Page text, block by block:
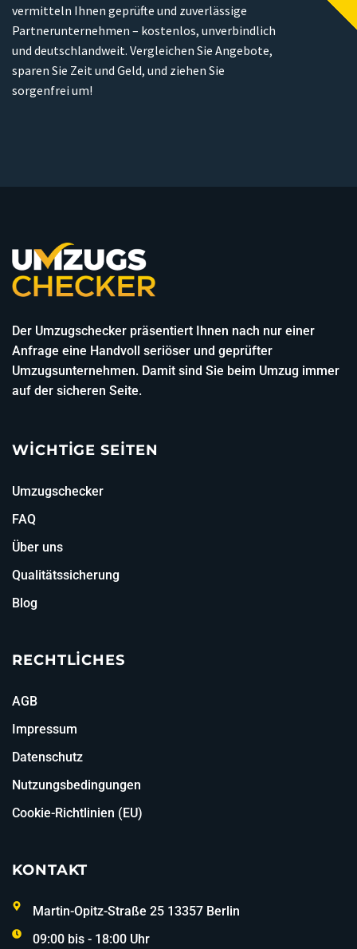
vermitteln Ihnen geprüfte und zuverlässige
Partnerunternehmen – kostenlos, unverbindlich
und deutschlandweit. Vergleichen Sie Angebote,
sparen Sie Zeit und Geld, und ziehen Sie
sorgenfrei um!
Der Umzugschecker präsentiert Ihnen nach nur einer
Anfrage eine Handvoll seriöser und geprüfter
Umzugsunternehmen. Damit sind Sie beim Umzug immer
auf der sicheren Seite.
WICHTIGE SEITEN
Umzugschecker
FAQ
Über uns
Qualitätssicherung
Blog
RECHTLICHES
AGB
Impressum
Datenschutz
Nutzungsbedingungen
Cookie-Richtlinien (EU)
KONTAKT
Martin-Opitz-Straße 25 13357 Berlin
09:00 bis - 18:00 Uhr